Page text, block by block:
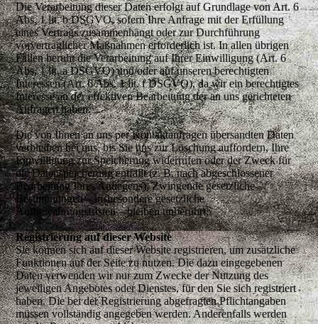
Die Verarbeitung dieser Daten erfolgt auf Grundlage von Art. 6
Abs. 1 lit. b DSGVO, sofern Ihre Anfrage mit der Erfüllung
eines Vertrags zusammenhängt oder zur Durchführung
vorvertraglicher Maßnahmen erforderlich ist. In allen übrigen
Fällen beruht die Verarbeitung auf Ihrer Einwilligung (Art. 6
Abs. 1 lit. a DSGVO) und/oder auf unseren berechtigten
Interessen (Art. 6 Abs. 1 lit. f DSGVO), da wir ein berechtigtes
Interesse an der effektiven Bearbeitung der an uns gerichteten
Anfragen haben.
Die von Ihnen an uns per Kontaktanfragen übersandten Daten
verbleiben bei uns, bis Sie uns zur Löschung auffordern, Ihre
Einwilligung zur Speicherung widerrufen oder der Zweck für
die Datenspeicherung entfällt (z. B. nach abgeschlossener
Bearbeitung Ihres Anliegens). Zwingende gesetzliche
Bestimmungen – insbesondere gesetzliche
Aufbewahrungsfristen – bleiben unberührt.
Registrierung auf dieser Website
Sie können sich auf dieser Website registrieren, um zusätzliche
Funktionen auf der Seite zu nutzen. Die dazu eingegebenen
Daten verwenden wir nur zum Zwecke der Nutzung des
jeweiligen Angebotes oder Dienstes, für den Sie sich registriert
haben. Die bei der Registrierung abgefragten Pflichtangaben
müssen vollständig angegeben werden. Anderenfalls werden